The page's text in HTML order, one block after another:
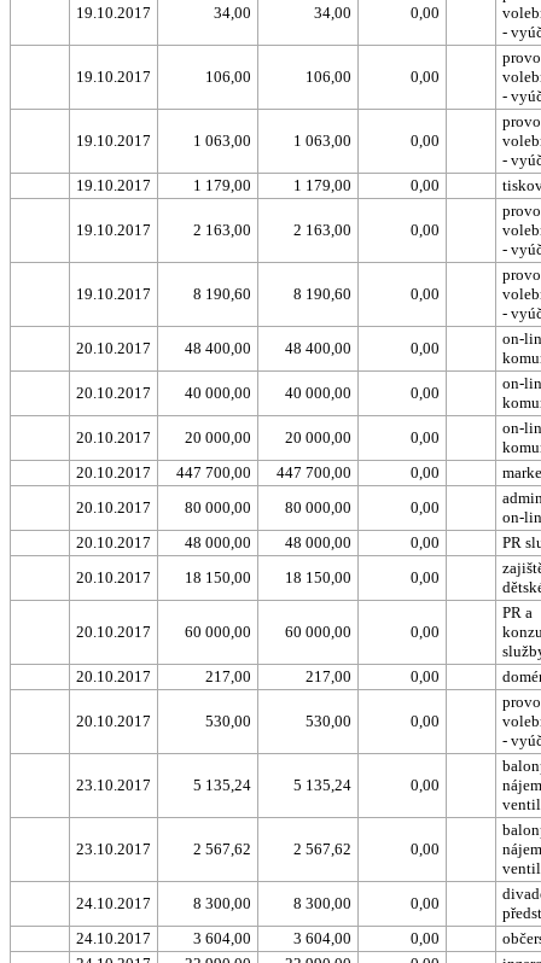
19.10.2017 34,00 34,00 0,00
-
19.10.2017 106,00 106,00 0,00
-
19.10.2017 1 063,00 1 063,00 0,00
-
19.10.2017
1 179,00 1 179,00 0,00
19.10.2017 2 163,00 2 163,00 0,00
-
19.10.2017 8 190,60 8 190,60 0,00
-
20.10.2017
48 400,00 48 400,00 0,00
on-
20.10.2017
40 000,00 40 000,00 0,00
on-
20.10.2017
20 000,00 20 000,00 0,00
on-
20.10.2017
447 700,00 447 700,00 0,00
20.10.2017
80 000,00 80 000,00 0,00
on-
20.10.2017
48 000,00 48 000,00 0,00
PR
20.10.2017
18 150,00 18 150,00 0,00
20.10.2017 60 000,00 60 000,00 0,00
PR a
20.10.2017
217,00 217,00 0,00
20.10.2017 530,00 530,00 0,00
-
23.10.2017 5 135,24 5 135,24 0,00
23.10.2017 2 567,62 2 567,62 0,00
24.10.2017
8 300,00 8 300,00 0,00
24.10.2017
3 604,00 3 604,00 0,00